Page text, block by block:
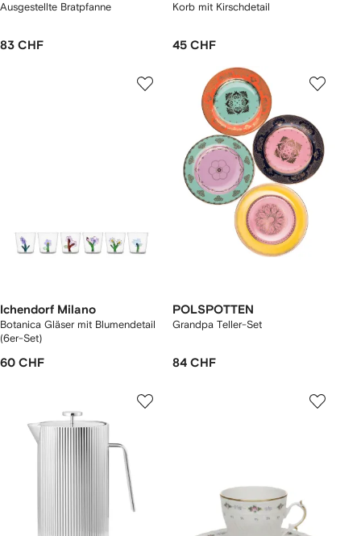
Ausgestellte Bratpfanne
83 CHF
Korb mit Kirschdetail
45 CHF
Ichendorf Milano
Botanica Gläser mit Blumendetail
(6er-Set)
60 CHF
POLSPOTTEN
Grandpa Teller-Set
84 CHF